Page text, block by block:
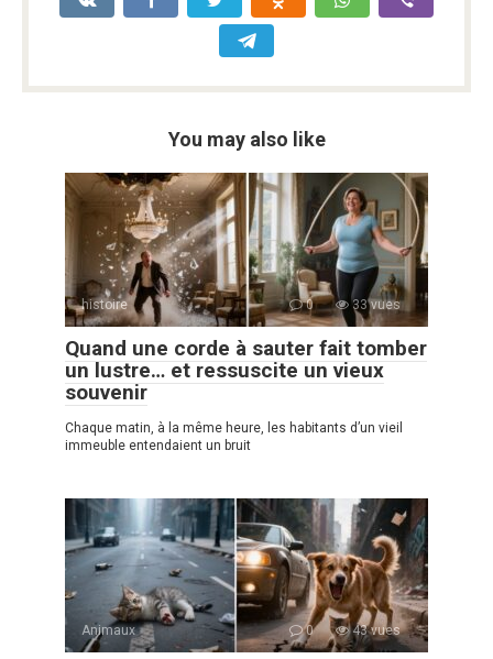
You may also like
histoire 0 33 vues
Quand une corde à sauter fait tomber
un lustre… et ressuscite un vieux
souvenir
Chaque matin, à la même heure, les habitants d’un vieil
immeuble entendaient un bruit
Animaux 0 43 vues